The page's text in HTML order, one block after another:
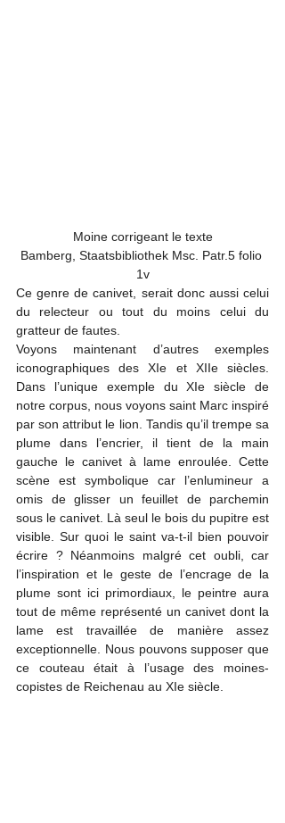
Moine corrigeant le texte
Bamberg, Staatsbibliothek Msc. Patr.5 folio
1v
Ce genre de canivet, serait donc aussi celui
du relecteur ou tout du moins celui du
gratteur de fautes.
Voyons maintenant d’autres exemples
iconographiques des XIe et XIIe siècles.
Dans l’unique exemple du XIe siècle de
notre corpus, nous voyons saint Marc inspiré
par son attribut le lion. Tandis qu’il trempe sa
plume dans l’encrier, il tient de la main
gauche le canivet à lame enroulée. Cette
scène est symbolique car l’enlumineur a
omis de glisser un feuillet de parchemin
sous le canivet. Là seul le bois du pupitre est
visible. Sur quoi le saint va-t-il bien pouvoir
écrire ? Néanmoins malgré cet oubli, car
l’inspiration et le geste de l’encrage de la
plume sont ici primordiaux, le peintre aura
tout de même représenté un canivet dont la
lame est travaillée de manière assez
exceptionnelle. Nous pouvons supposer que
ce couteau était à l’usage des moines-
copistes de Reichenau au XIe siècle.